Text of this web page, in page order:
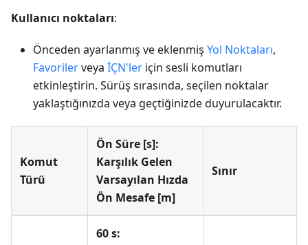
Kullanıcı noktaları:
Önceden ayarlanmış ve eklenmiş Yol Noktaları,
Favorilerveya İÇN'ler için sesli komutları
etkinleştirin. Sürüş sırasında, seçilen noktalar
yaklaştığınızda veya geçtiğinizde duyurulacaktır.
Komut
Türü
Ön Süre [s]:
Karşılık Gelen
Varsayılan Hızda
Ön Mesafe [m]
Sınır
60 s: